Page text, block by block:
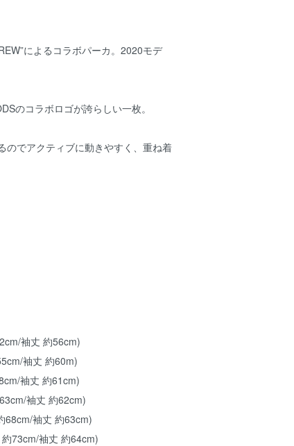
によるコラボパーカ。2020モデ
のコラボロゴが誇らしい一枚。
のでアクティブに動きやすく、重ね着
袖丈 約56cm)
袖丈 約60m)
袖丈 約61cm)
袖丈 約62cm)
68cm/袖丈 約63cm)
73cm/袖丈 約64cm)